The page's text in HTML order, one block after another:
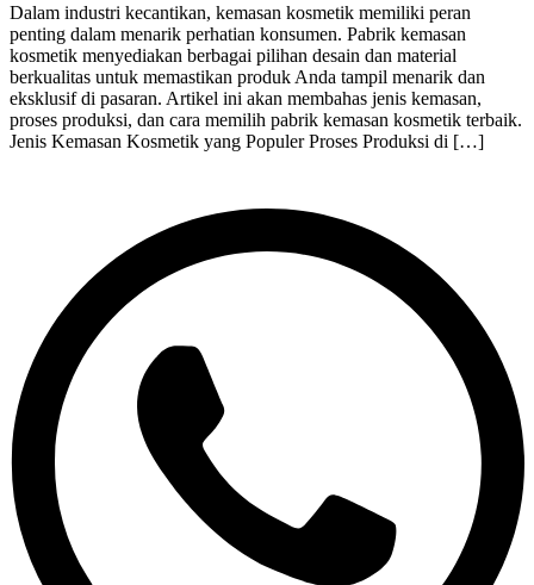
Dalam industri kecantikan, kemasan kosmetik memiliki peran
penting dalam menarik perhatian konsumen. Pabrik kemasan
kosmetik menyediakan berbagai pilihan desain dan material
berkualitas untuk memastikan produk Anda tampil menarik dan
eksklusif di pasaran. Artikel ini akan membahas jenis kemasan,
proses produksi, dan cara memilih pabrik kemasan kosmetik terbaik.
Jenis Kemasan Kosmetik yang Populer Proses Produksi di […]